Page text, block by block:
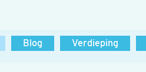
Blog Verdieping